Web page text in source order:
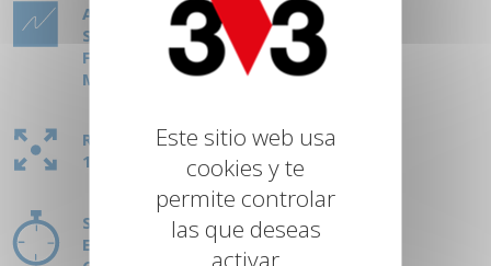
ASPECTOS:
SATINADO
FORJA
METALIZADO
RENDIMIENTO:
1L = 12M²
SECADO:
ENTRE CAPAS: 8H
Este sitio web usa
cookies y te
permite controlar
las que deseas
activar